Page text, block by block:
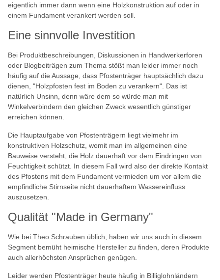
eigentlich immer dann wenn eine Holzkonstruktion auf oder in
einem Fundament verankert werden soll.
Eine sinnvolle Investition
Bei Produktbeschreibungen, Diskussionen in Handwerkerforen
oder Blogbeiträgen zum Thema stößt man leider immer noch
häufig auf die Aussage, dass Pfostenträger hauptsächlich dazu
dienen, "Holzpfosten fest im Boden zu verankern". Das ist
natürlich Unsinn, denn wäre dem so würde man mit
Winkelverbindern den gleichen Zweck wesentlich günstiger
erreichen können.
Die Hauptaufgabe von Pfostenträgern liegt vielmehr im
konstruktiven Holzschutz, womit man im allgemeinen eine
Bauweise versteht, die Holz dauerhaft vor dem Eindringen von
Feuchtigkeit schützt. In diesem Fall wird also der direkte Kontakt
des Pfostens mit dem Fundament vermieden um vor allem die
empfindliche Stirnseite nicht dauerhaftem Wassereinfluss
auszusetzen.
Qualität "Made in Germany"
Wie bei Theo Schrauben üblich, haben wir uns auch in diesem
Segment bemüht heimische Hersteller zu finden, deren Produkte
auch allerhöchsten Ansprüchen genügen.
Leider werden Pfostenträger heute häufig in Billiglohnländern